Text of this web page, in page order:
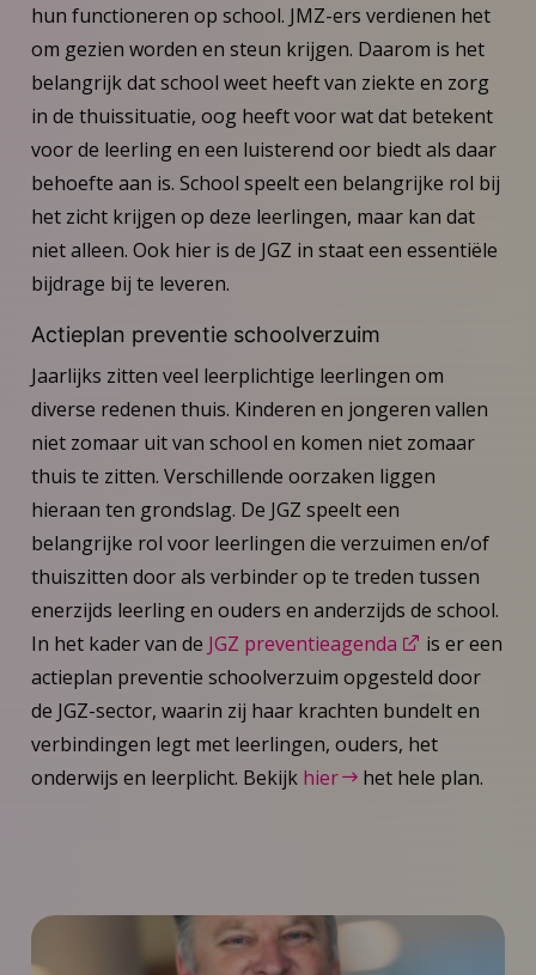
hun functioneren op school. JMZ-ers verdienen het
om gezien worden en steun krijgen. Daarom is het
belangrijk dat school weet heeft van ziekte en zorg
in de thuissituatie, oog heeft voor wat dat betekent
voor de leerling en een luisterend oor biedt als daar
behoefte aan is. School speelt een belangrijke rol bij
het zicht krijgen op deze leerlingen, maar kan dat
niet alleen. Ook hier is de JGZ in staat een essentiële
bijdrage bij te leveren.
Actieplan preventie schoolverzuim
Jaarlijks zitten veel leerplichtige leerlingen om
diverse redenen thuis. Kinderen en jongeren vallen
niet zomaar uit van school en komen niet zomaar
thuis te zitten. Verschillende oorzaken liggen
hieraan ten grondslag. De JGZ speelt een
belangrijke rol voor leerlingen die verzuimen en/of
thuiszitten door als verbinder op te treden tussen
enerzijds leerling en ouders en anderzijds de school.
In het kader van de JGZ preventieagenda
is er een
actieplan preventie schoolverzuim opgesteld door
de JGZ-sector, waarin zij haar krachten bundelt en
verbindingen legt met leerlingen, ouders, het
onderwijs en leerplicht. Bekijk hier het hele plan.